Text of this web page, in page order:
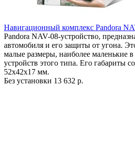
Навигационный комплекс Pandora
Pandora NAV-08-устройство,
автомобиля и его защиты от угона.
малые размеры, наиболее маленькие
устройств этого типа. Его габариты
52х42х17 мм.
Без установки 13 632 р.